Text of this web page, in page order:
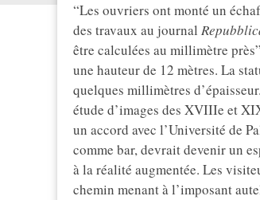
“Les ouvriers ont monté un
des travaux au journal
être calculées au millimètre
une hauteur de 12 mètres. La
quelques millimètres
étude d’images des XVIIIe et
un accord avec l’Université de
comme bar, devrait devenir un
à la réalité augmentée. Les
chemin menant à l’imposant